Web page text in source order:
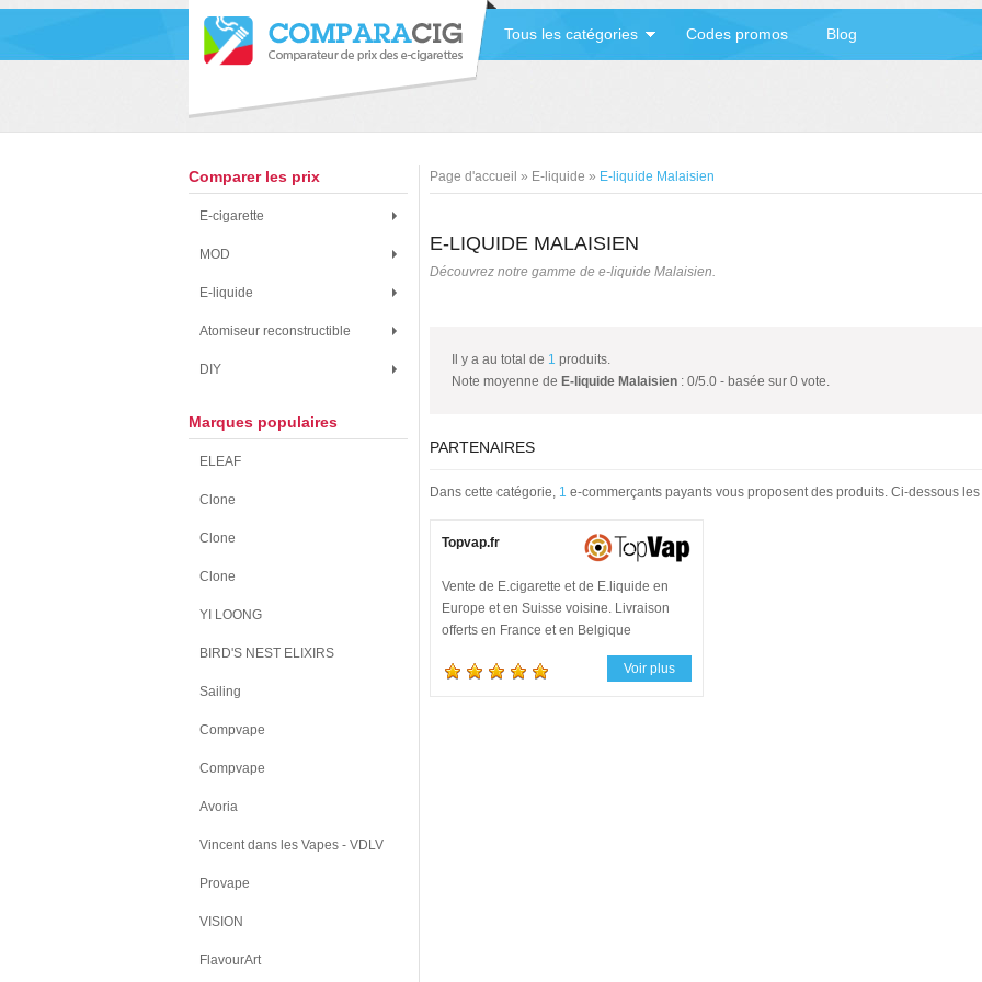
Tous les catégories Codes promos Blog
Comparer les prix
E-cigarette
MOD
E-liquide
Atomiseur reconstructible
DIY
Marques populaires
ELEAF
Clone
Clone
Clone
YI LOONG
BIRD'S NEST ELIXIRS
Sailing
Compvape
Compvape
Avoria
Vincent dans les Vapes - VDLV
Provape
VISION
FlavourArt
Page d'accueil » E-liquide » E-liquide Malaisien
E-LIQUIDE MALAISIEN
Découvrez notre gamme de e-liquide Malaisien.
Il y a au total de 1 produits.
Note moyenne de E-liquide Malaisien : 0/5.0 - basée sur 0 vote.
PARTENAIRES
Dans cette catégorie, 1 e-commerçants payants vous proposent des produits. Ci-dessous
Topvap.fr
Vente de E.cigarette et de E.liquide en
Europe et en Suisse voisine. Livraison
offerts en France et en Belgique
Voir plus